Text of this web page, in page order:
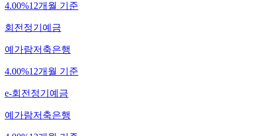
4.00%12개월 기준
회전정기예금
예가람저축은행
4.00%12개월 기준
e-회전정기예금
예가람저축은행